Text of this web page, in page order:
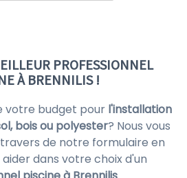
PROFESSIONNEL
À BRENNILIS !
votre budget pour l'installation
bois ou polyester? Nous vous
de notre formulaire en
dans votre choix d'un